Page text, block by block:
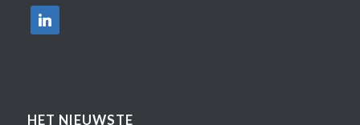
linkedin
HET NIEUWSTE